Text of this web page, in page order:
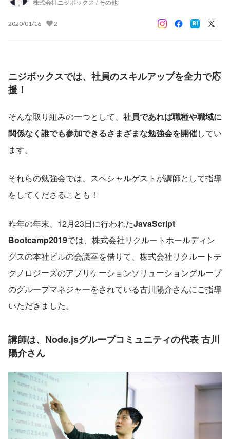
2020/01/16 2
ニジボックスでは、社員のスキルアップを全力で応
援！
そんな取り組みの一つとして、 社員であれば職種や職域に
関係なく誰でも参加できるさまざまな勉強会を開催してい
ます。
それらの勉強会では、スペシャルゲストが講師として指導
をしてくださることも！
昨年の年末、12月23日に行われたJavaScript
Bootcamp2019では、株式会社リクルートホールディン
グスの本社ビルの会議室を借りて、株式会社リクルートテ
クノロジーズのアプリケーションソリューショングループ
のグループマネジャーをされている古川陽介さんにご指導
いただきました。
講師は、Node.jsグループコミュニティの代表古川
陽介さん